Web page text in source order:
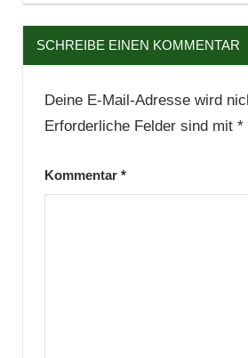
SCHREIBE EINEN KOMMENTAR
Deine E-Mail-Adresse wird
Erforderliche Felder sind mit *
Kommentar *